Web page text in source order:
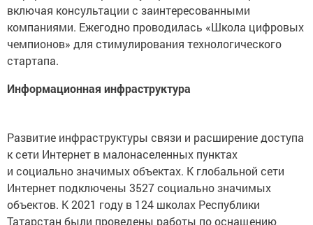
включая консультации с заинтересованными
компаниями. Ежегодно проводилась «Школа цифровых
чемпионов» для стимулирования технологического
стартапа.
Информационная инфраструктура
Развитие инфраструктуры связи и расширение доступа
к сети Интернет в малонаселенных пунктах
и социально значимых объектах. К глобальной сети
Интернет подключены 3527 социально значимых
объектов. К 2021 году в 124 школах Республики
Татарстан были проведены работы по оснащению